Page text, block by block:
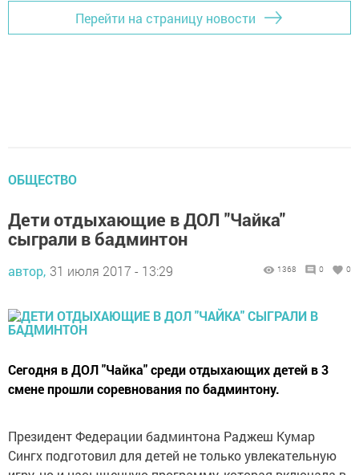
Перейти на страницу новости
ОБЩЕСТВО
Дети отдыхающие в ДОЛ "Чайка"
сыграли в бадминтон
автор, 31 июля 2017 - 13:29 1368 0 0
Сегодня в ДОЛ "Чайка" среди отдыхающих детей в 3
смене прошли соревнования по бадминтону.
Президент Федерации бадминтона Раджеш Кумар
Сингх подготовил для детей не только увлекательную